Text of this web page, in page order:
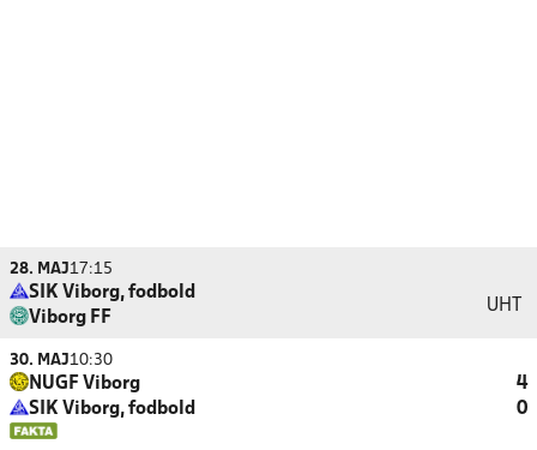
28. MAJ17:15
SIK Viborg, fodbold
Viborg FF
UHT
30. MAJ10:30
NUGF Viborg
4
SIK Viborg, fodbold
0